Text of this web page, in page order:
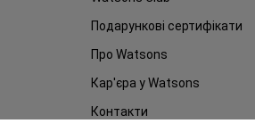
Подарункові сертифікати
Про Watsons
Кар'єра у Watsons
Контакти